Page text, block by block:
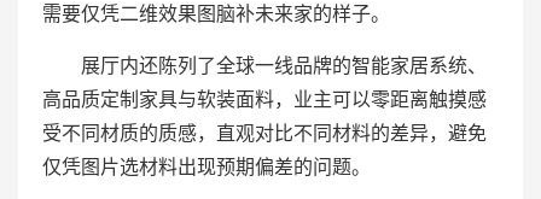
需要仅凭二维效果图脑补未来家的样子。
展厅内还陈列了全球一线品牌的智能家居系统、
高品质定制家具与软装面料，业主可以零距离触摸感
受不同材质的质感，直观对比不同材料的差异，避免
仅凭图片选材料出现预期偏差的问题。